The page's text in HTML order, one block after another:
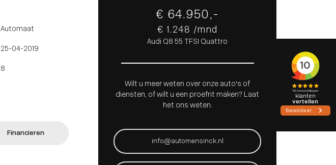
Automaat
25-04-2019
8
Financieren
€ 64.950,-
€ 1.248 /mnd
Audi Q8 55 TFSI Quattro
Wilt u meer weten over onze auto's of
diensten, of wilt u een proefrit maken? Laat
het ons weten.
info@automensinck.nl